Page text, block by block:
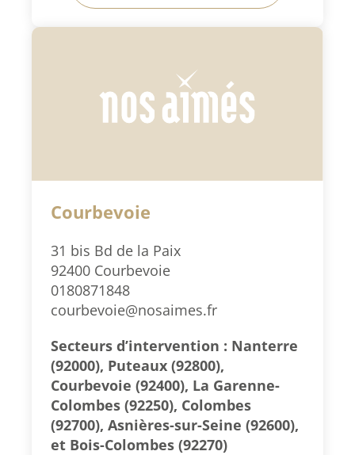
Courbevoie
31 bis Bd de la Paix
92400 Courbevoie
0180871848
courbevoie@nosaimes.fr
Secteurs d’intervention : Nanterre
(92000), Puteaux (92800),
Courbevoie (92400), La Garenne-
Colombes (92250), Colombes
(92700), Asnières-sur-Seine (92600),
et Bois-Colombes (92270)